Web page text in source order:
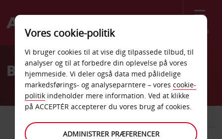
Menu
Welcome
AvisBilleje Elazig
Vores cookie-politik
Vi bruger cookies til at vise dig tilpassede tilbud, til
analyser og til at forbedre din oplevelse på vores
hjemmeside. Vi deler også data med pålidelige
markedsførings- og analyseparntere – vores cookie-
politik indeholder mere information. Ved at klikke
på ACCEPTÉR accepterer du vores brug af cookies.
ADMINISTRER PRÆFERENCER